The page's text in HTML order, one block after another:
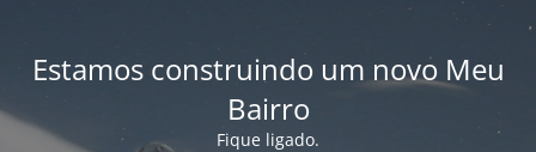
Estamos construindo um novo Meu
Bairro
Fique ligado.